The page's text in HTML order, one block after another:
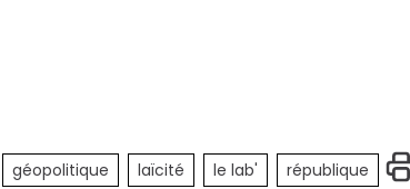
géopolitique laïcité le lab' république